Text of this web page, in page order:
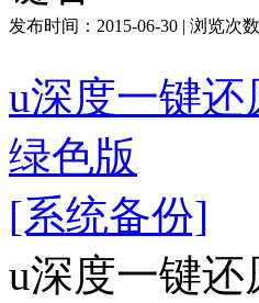
发布时间： 2015-06-30 | 浏览次数
u深度一键还
绿色版
[系统备份]
u深度一键